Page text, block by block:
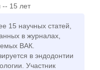
15 лет
15 научных статей,
в журналах,
ВАК.
в эндодонтии
Участник